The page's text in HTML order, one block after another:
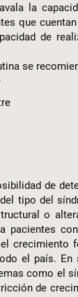
la
que
de
se
de
tipo del
o
pacientes
crecimiento
el país.
como el
de